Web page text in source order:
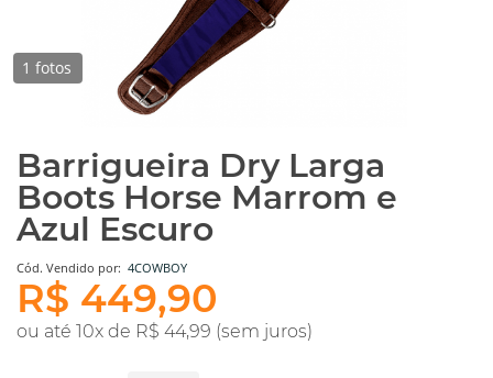
1 fotos
Barrigueira Dry Larga
Boots Horse Marrom e
Azul Escuro
Cód. Vendido por: 4COWBOY
R$ 449,90
ou até 10x de R$ 44,99 (sem juros)